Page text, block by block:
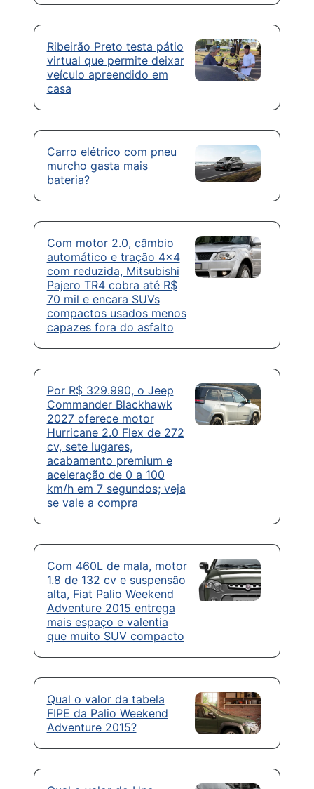
Ribeirão Preto testa pátio
virtual que permite deixar
veículo apreendido em
casa
Carro elétrico com pneu
murcho gasta mais
bateria?
Com motor 2.0, câmbio
automático e tração 4×4
com reduzida, Mitsubishi
Pajero TR4 cobra até R$
70 mil e encara SUVs
compactos usados menos
capazes fora do asfalto
Por R$ 329.990, o Jeep
Commander Blackhawk
2027 oferece motor
Hurricane 2.0 Flex de 272
cv, sete lugares,
acabamento premium e
aceleração de 0 a 100
km/h em 7 segundos; veja
se vale a compra
Com 460L de mala, motor
1.8 de 132 cv e suspensão
alta, Fiat Palio Weekend
Adventure 2015 entrega
mais espaço e valentia
que muito SUV compacto
Qual o valor da tabela
FIPE da Palio Weekend
Adventure 2015?